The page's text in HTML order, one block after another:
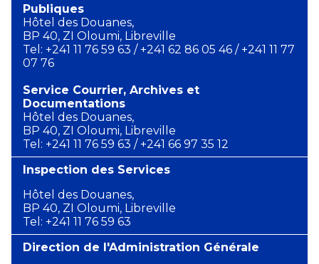
Publiques
Hôtel des Douanes,
BP 40, ZI Oloumi, Libreville
Tel: +241 11 76 59 63 / +241 62 86 05 46 / +241 11 77
07 76
Service Courrier, Archives et
Documentations
Hôtel des Douanes,
BP 40, ZI Oloumi, Libreville
Tel: +241 11 76 59 63 / +241 66 97 35 12
Inspection des Services
Hôtel des Douanes,
BP 40, ZI Oloumi, Libreville
Tel: +241 11 76 59 63
Direction de l'Administration Générale